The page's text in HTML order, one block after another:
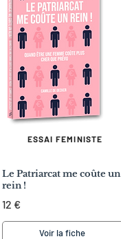
ESSAI FEMINISTE
Le Patriarcat me coûte un
rein !
12 €
Voir la fiche